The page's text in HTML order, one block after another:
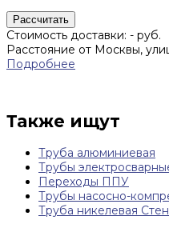
Рассчитать
Стоимость доставки: - руб.
Расстояние от Москвы,
Подробнее
Также ищут
Труба алюминиевая
Трубы
Переходы ППУ
Трубы насосно-
Труба никелевая